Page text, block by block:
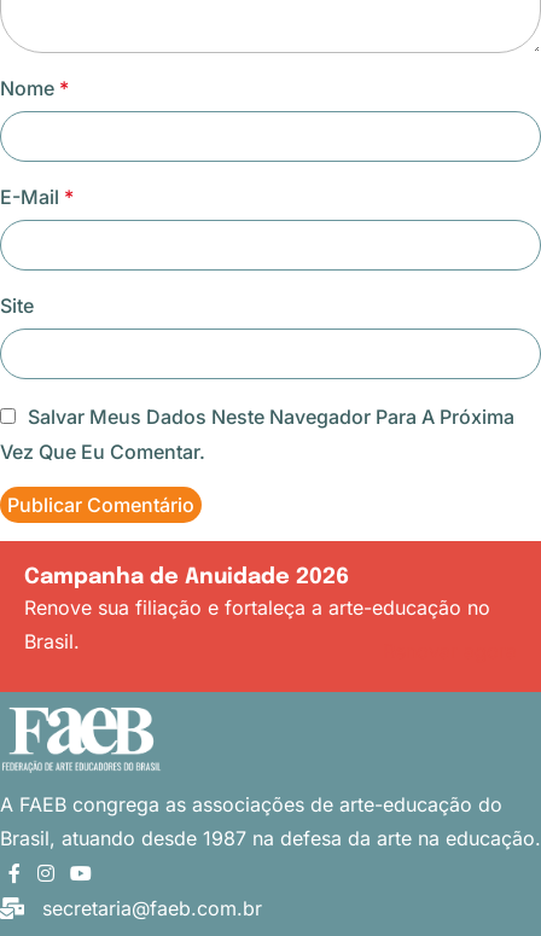
Nome *
E-Mail *
Site
Salvar Meus Dados Neste Navegador Para A Próxima
Vez Que Eu Comentar.
Campanha de Anuidade 2026
Renove sua filiação e fortaleça a arte-educação no
Brasil.
A FAEB congrega as associações de arte-educação do
Brasil, atuando desde 1987 na defesa da arte na educação.
secretaria@faeb.com.br